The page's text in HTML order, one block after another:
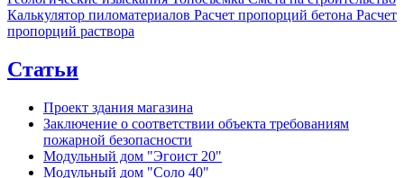
Калькулятор пиломатериалов Расчет пропорций бетона Расчет
пропорций раствора
Статьи
Проект здания магазина
Заключение о соответствии объекта требованиям
пожарной безопасности
Модульный дом "Эгоист 20"
Модульный дом "Соло 40"